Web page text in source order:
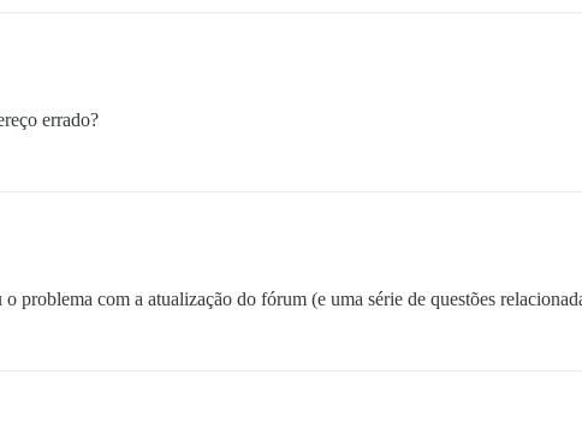
errado?
problema com a atualização do fórum (e uma série de questões